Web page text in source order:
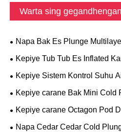
Warta sing gegandhengan
Napa Bak Es Plunge
Pilihan Preferred kanggo Terapi
Kepiye Tub Tub Es Inflated
Kanggo Chiller Adus Es
Kepiye Sistem Kontrol Suhu
Ngapikake Pemulihan lan
Kepiye carane Bak Mini Cold
Kelas Komersial Ngowahi
Kepiye carane Octagon Pod
Mandi Es Ngubah Rutinitas
Napa Cedar Cedar Cold